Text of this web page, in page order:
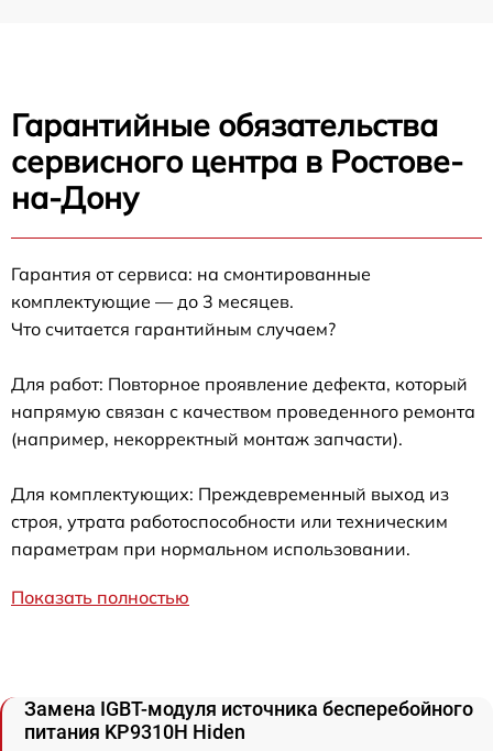
Гарантийные обязательства
сервисного центра в Ростове-
на-Дону
Гарантия от сервиса: на смонтированные
комплектующие — до 3 месяцев.
Что считается гарантийным случаем?
Для работ: Повторное проявление дефекта, который
напрямую связан с качеством проведенного ремонта
(например, некорректный монтаж запчасти).
Для комплектующих: Преждевременный выход из
строя, утрата работоспособности или техническим
параметрам при нормальном использовании.
Показать полностью
Замена IGBT-модуля источника бесперебойного
питания KP9310H Hiden